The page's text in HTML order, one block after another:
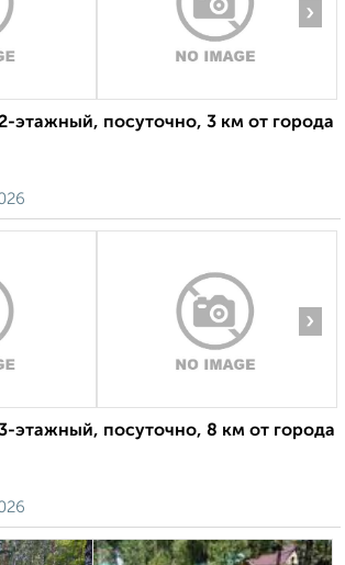
›
этажный, посуточно, 3 км от города
›
этажный, посуточно, 8 км от города